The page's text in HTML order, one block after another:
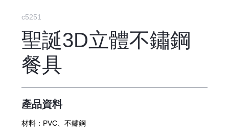
c5251
聖誕3D立體不鏽鋼
餐具
產品資料
材料： PVC、不鏽鋼